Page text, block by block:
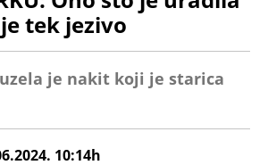
tek jezivo
je nakit koji je starica
10:14h